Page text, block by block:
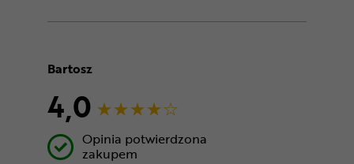
Bartosz
4,0
Opinia potwierdzona
zakupem